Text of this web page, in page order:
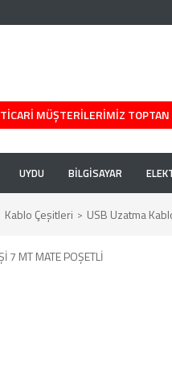
TİCARİ MÜŞTERİLERİMİZ
UYDU BİLGİSAYAR
Kablo Çeşitleri USB Uzatma